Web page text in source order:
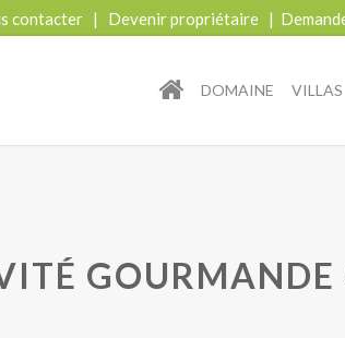
contacter | Devenir propriétaire |
DOMAINE VILLAS
GOURMANDE